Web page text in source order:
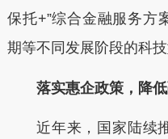
保托+”综合金融服务方
期等不同发展阶段的科
落实惠企政策，降
近年来，国家陆续